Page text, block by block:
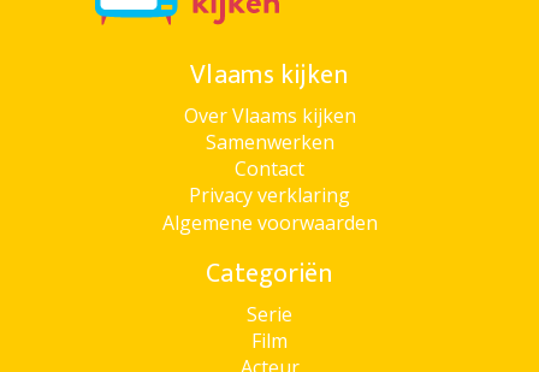
Vlaams kijken
Over Vlaams kijken
Samenwerken
Contact
Privacy verklaring
Algemene voorwaarden
Categoriën
Serie
Film